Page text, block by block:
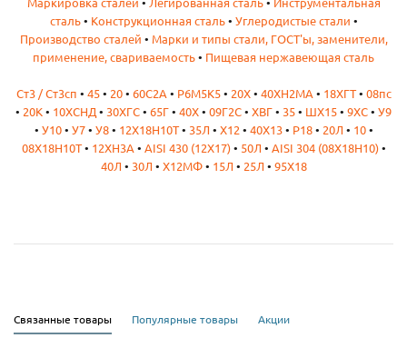
сталь• Конструкционная сталь• Углеродистые стали •
Производство сталей • Марки и типы стали, ГОСТ'ы, заменители,
применение, свариваемость• Пищевая нержавеющая сталь
Ст3 / Ст3сп • 45• 20• 60С2А• Р6М5К5• 20Х• 40ХН2МА• 18ХГТ• 08пс
• 20К• 10ХСНД• 30ХГС• 65Г• 40Х• 09Г2С• ХВГ• 35• ШХ15• 9ХС• У9
• У10• У7• У8• 12Х18Н10Т• 35Л • Х12• 40Х13• Р18• 20Л • 10•
08Х18Н10Т• 12ХН3А• AISI 430 (12Х17)• 50Л • AISI 304 (08Х18Н10)•
40Л • 30Л • Х12МФ• 15Л • 25Л • 95Х18
Связанные товары Популярные товары Акции